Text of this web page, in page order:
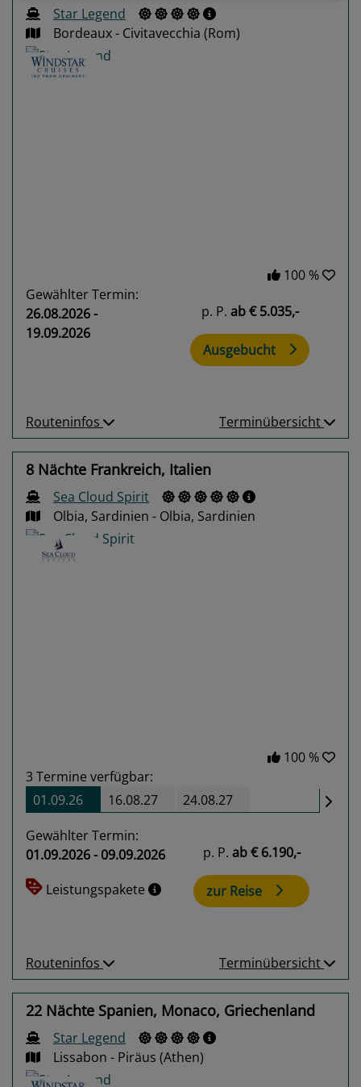
Star Legend
Bordeaux - Civitavecchia (Rom)
100 %
Gewählter Termin:
26.08.2026 -
19.09.2026
p. P. ab€ 5.035,-
Ausgebucht
Routeninfos Terminübersicht
8 Nächte Frankreich, Italien
Sea Cloud Spirit
Olbia, Sardinien - Olbia, Sardinien
100 %
3 Termine verfügbar:
01.09.26
16.08.27 24.08.27
Gewählter Termin:
01.09.2026 - 09.09.2026
Leistungspakete
p. P. ab€ 6.190,-
zur Reise
Routeninfos Terminübersicht
22 Nächte Spanien, Monaco, Griechenland
Star Legend
Lissabon - Piräus (Athen)